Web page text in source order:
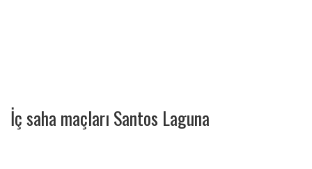
İç saha maçları Santos Laguna